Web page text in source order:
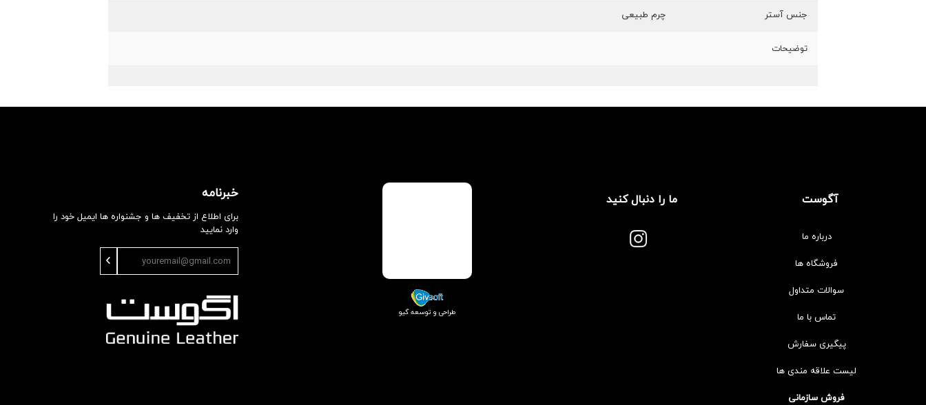
جنس آستر چرم طبیعی
توضیحات
آگوست
درباره ما
فروشگاه ها
سوالات متداول
تماس با ما
پیگیری سفارش
لیست علاقه مندی ها
فروش سازمانی
ما را دنبال کنید
طراحی و توسعه گیو
خبرنامه
برای اطلاع از تخفیف ها و جشنواره ها ایمیل خود را
وارد نمایید